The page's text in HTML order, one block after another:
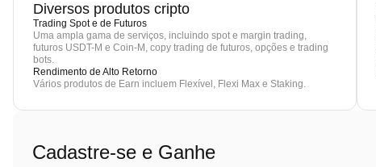
Diversos produtos cripto
Trading Spot e de Futuros
Uma ampla gama de serviços, incluindo spot e margin trading,
futuros USDT-M e Coin-M, copy trading de futuros, opções e trading
bots.
Rendimento de Alto Retorno
Vários produtos de Earn incluem Flexível, Flexi Max e Staking.
Cadastre-se e Ganhe